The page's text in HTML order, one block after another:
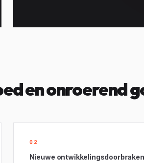
en onroerend
02
Nieuwe